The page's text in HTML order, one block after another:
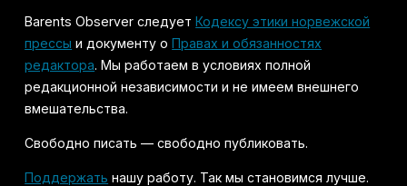
Barents Observer следуетКодексу этики норвежской
прессы и документу оПравах и обязанностях
редактора. Мы работаем в условиях полной
редакционной независимости и не имеем внешнего
вмешательства.
Свободно писать — свободно публиковать.
Поддержать нашу работу. Так мы становимся лучше.